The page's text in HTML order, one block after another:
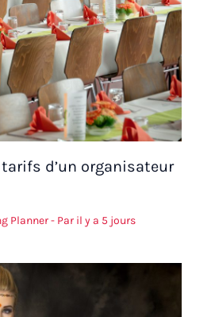
d’un organisateur
Planner- Par il y a 5 jours